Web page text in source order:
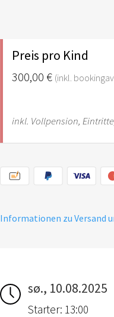
Preis pro Kind
300,00 € (inkl.
inkl. Vollpension,
Informationen zu Versand
sø., 10.08.2025
Starter: 13:00